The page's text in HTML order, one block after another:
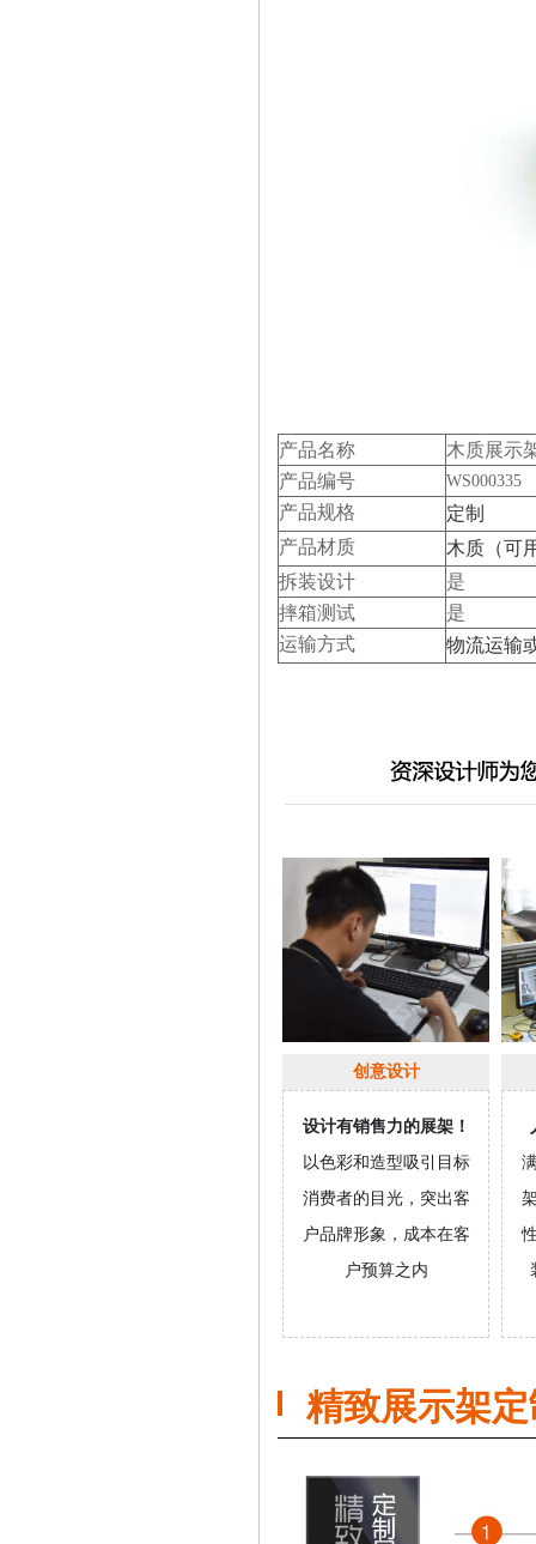
产品名称
木质展示
产品编号
WS000335
产品规格
定制
产品材质
木质（可
拆装设计
是
摔箱测试
是
运输方式
物流运输
创意设计
设计有销售力的展架！
以色彩和造型吸引目标
消费者的目光，突出客
户品牌形象，成本在客
户预算之内
精致展示架